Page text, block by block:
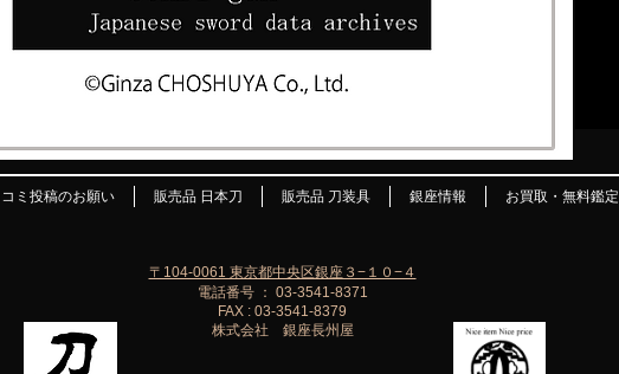
ミ投稿のお願い 販売品 日本刀 販売品 刀装具 銀座情報 お買取・無料鑑定
〒104-0061 東京都中央区銀座３−１０−４
電話番号 ： 03-3541-8371
FAX : 03-3541-8379
株式会社 銀座長州屋